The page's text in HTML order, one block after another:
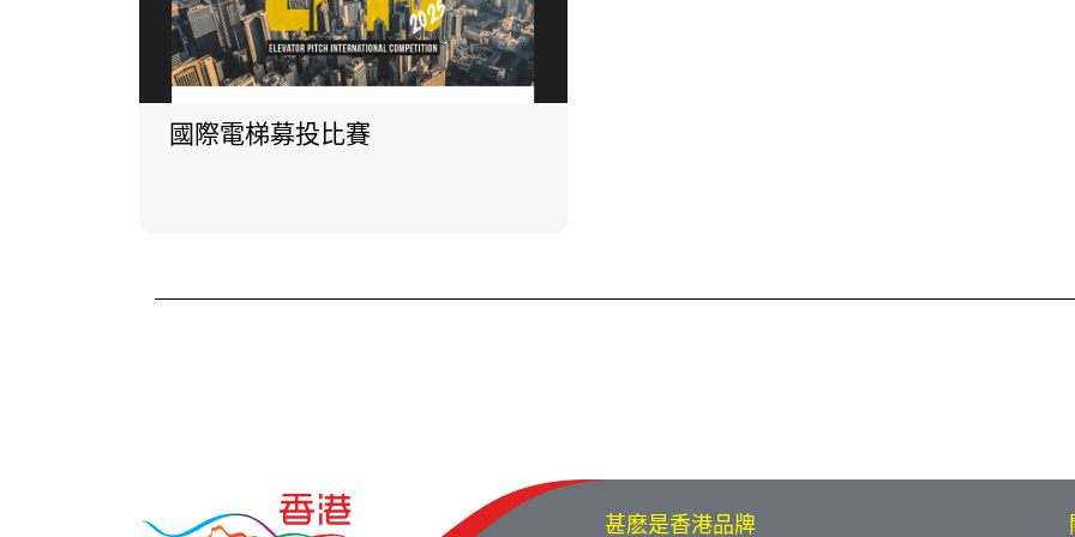
國際電梯募投比賽
甚麽是香港品牌